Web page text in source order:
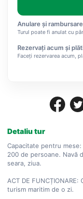
Detaliu tur
Capacitate pentru
200 de persoane. Navă
seara, ziua.
ACT DE
turism maritim de o zi.
Anulare și
Turul poate fi anulat cu
Rezervați acum și
Faceți rezervarea acum,